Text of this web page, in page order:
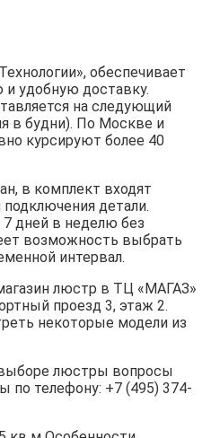
обеспечивает
удобную доставку.
на следующий
в будни). По Москве и
курсируют более 40
в комплект входят
детали.
дней в неделю без
возможность выбрать
интервал.
люстр в ТЦ «МАГАЗ»
проезд 3, этаж 2.
некоторые модели из
люстры вопросы
по телефону: +7 (495) 374-